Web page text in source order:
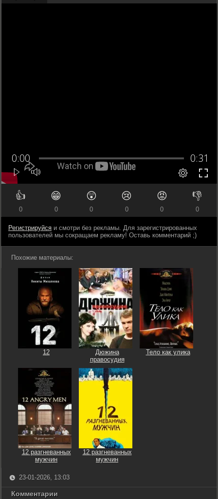
👍
0
😁
0
😲
0
😢
0
😡
0
👎
0
Регистрируйся и смотри без рекламы. Для зарегистрированных
пользователей мы сокращаем рекламу! Оставь комментарий ;)
Похожие материалы:
12
Дюжина
правосудия
Тело как улика
12 разгневанных
мужчин
12 разгневанных
мужчин
23-01-2026, 13:03
Комментарии